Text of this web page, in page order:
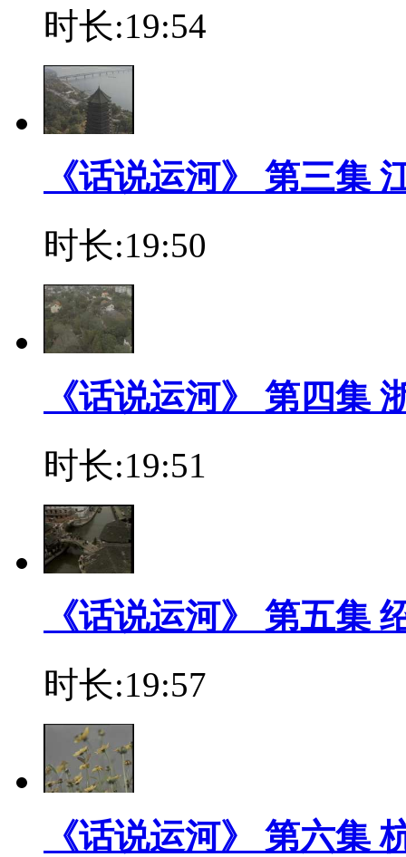
时长:19:54
《话说运河》 第三集
时长:19:50
《话说运河》 第四集
时长:19:51
《话说运河》 第五集
时长:19:57
《话说运河》 第六集